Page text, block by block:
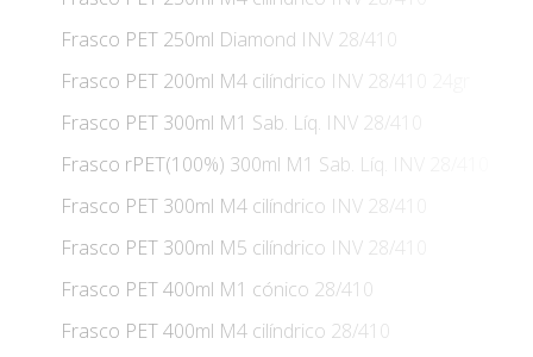
Frasco PET 250ml Diamond INV 28/410
Frasco PET 200ml M4 cilíndrico INV 28/410 24gr
Frasco PET 300ml M1 Sab. Líq. INV 28/410
Frasco rPET(100%) 300ml M1 Sab. Líq. INV 28/410
Frasco PET 300ml M4 cilíndrico INV 28/410
Frasco PET 300ml M5 cilíndrico INV 28/410
Frasco PET 400ml M1 cónico 28/410
Frasco PET 400ml M4 cilíndrico 28/410